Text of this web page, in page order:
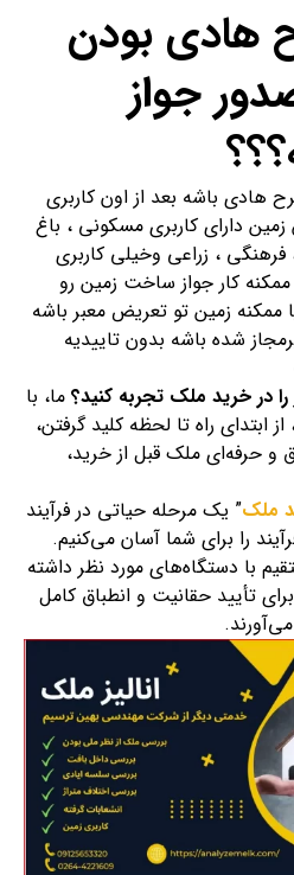
هادی بودن
جواز
هادی باشه بعد از اون کاربری
دارای کاربری مسکونی ، باغ
، زراعی وخیلی کاربری
کار جواز ساخت زمین رو
زمین تو تعریض معبر باشه
شده باشه بدون تاییدیه
را در خرید ملک تجربه کنید؟ ما، با
راه تا لحظه کلید گرفتن،
و حرفه‌ای ملک قبل از خرید،
ملک” یک مرحله حیاتی در فرآیند
را برای شما آسان می‌کنیم.
با دستگاه‌های مورد نظر داشته
تأیید حقانیت و انطباق کامل